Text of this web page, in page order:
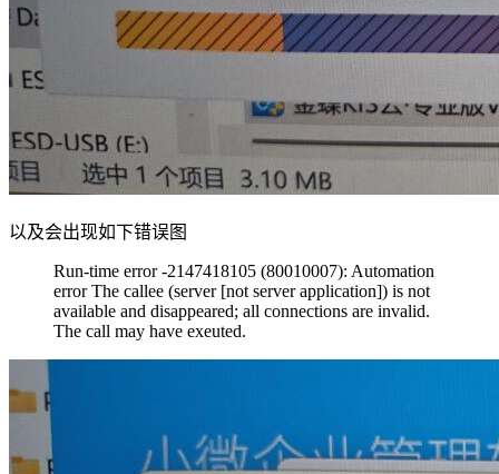
以及会出现如下错误图
Run-time error -2147418105 (80010007): Automation
error The callee (server [not server application]) is not
available and disappeared; all connections are invalid.
The call may have exeuted.